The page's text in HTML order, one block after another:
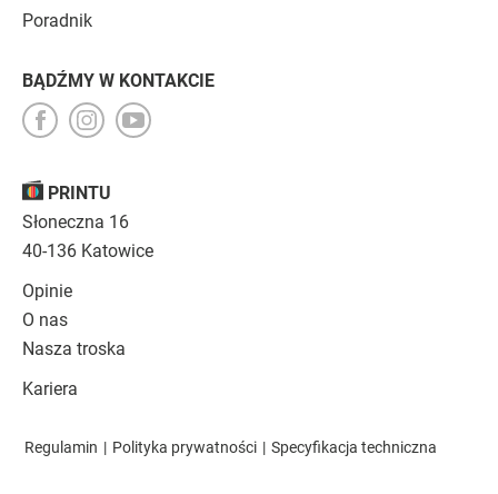
PRINTU
Słoneczna 16
40-136 Katowice
Opinie
O nas
Nasza troska
Kariera
Poradnik
BĄDŹMY W KONTAKCIE
Regulamin | Polityka prywatności | Specyfikacja techniczna